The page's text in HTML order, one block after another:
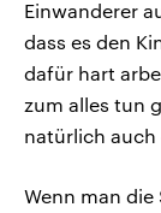
Einwanderer
dass es den
dafür hart
zum alles tun
natürlich auch
Wenn man